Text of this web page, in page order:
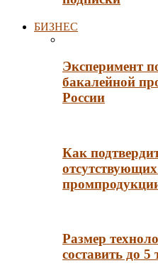
БИЗНЕС
Эксперимент
бакалейной
России
Как
отсутствующих
Размер
составить до